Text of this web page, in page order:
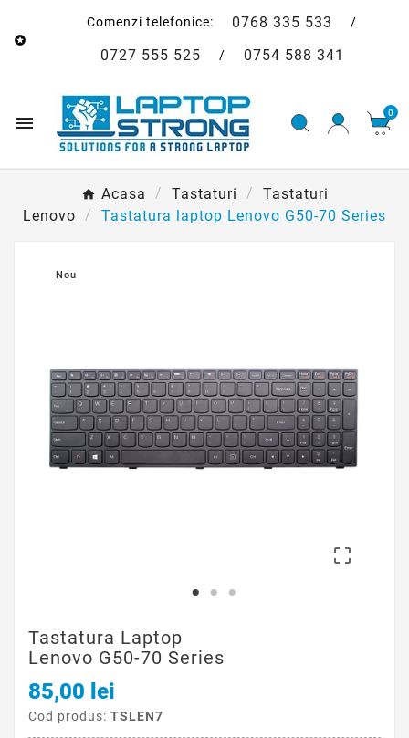

Comenzi telefonice: 0768 335 533
0727 555 525 / 0754 588 341
 0
Acasa Tastaturi
Tastaturi
Lenovo
Tastatura laptop Lenovo G50-70 Series
Nou

Tastatura Laptop
Lenovo G50-70 Series
85,00 lei
Cod produs: TSLEN7